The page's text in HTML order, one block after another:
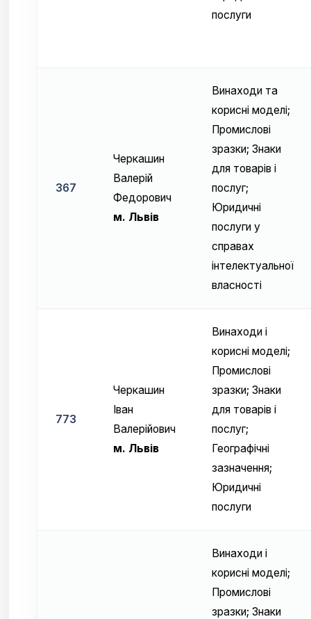
послуги
367
Черкашин
Валерiй
Федорович
м. Львів
Винаходи та
корисні моделі;
Промислові
зразки; Знаки
для товарів і
послуг;
Юридичні
послуги у
справах
інтелектуальної
власності
773
Черкашин
Іван
Валерійович
м. Львів
Винаходи і
корисні моделі;
Промислові
зразки; Знаки
для товарів і
послуг;
Географічні
зазначення;
Юридичні
послуги
Винаходи і
корисні моделі;
Промислові
зразки; Знаки